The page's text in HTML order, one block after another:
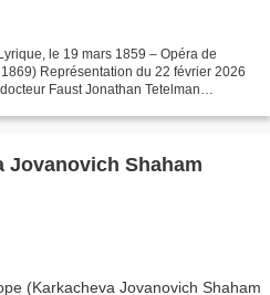
le 19 mars 1859 – Opéra de
Représentation du 22 février 2026
Faust Jonathan Tetelman
Jovanovich Shaham